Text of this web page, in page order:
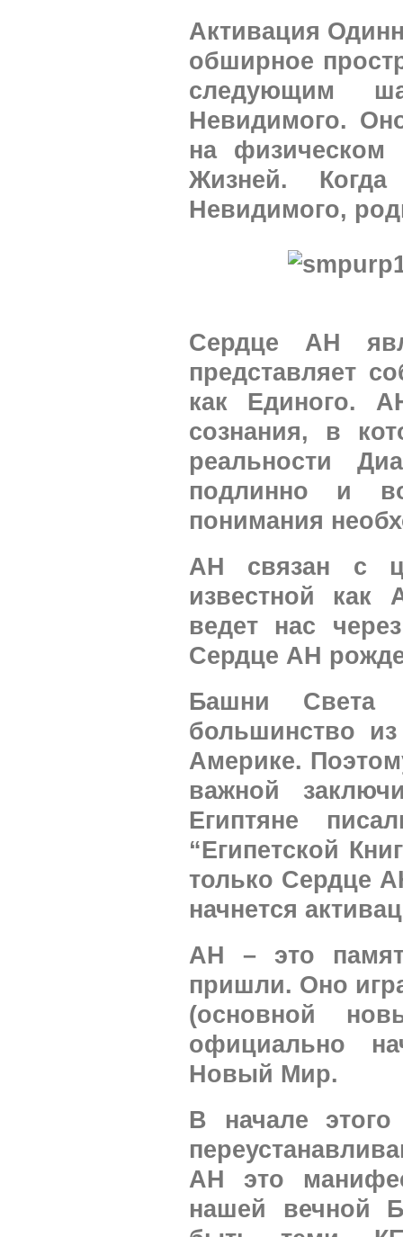
Активация
обширное
следующим
Невидимого.
на
Жизней.
Невидимого,
Сердце АН
представляет
как Единого.
сознания, в
реальности
подлинно и
понимания
АН связан с
известной как
ведет нас
Сердце АН
Башни Света
большинство
Америке.
важной
Египтяне
“Египетской
только Сердце
начнется
АН – это
пришли. Оно
(основной
официально
Новый Мир.
В начале
АН это
нашей вечной